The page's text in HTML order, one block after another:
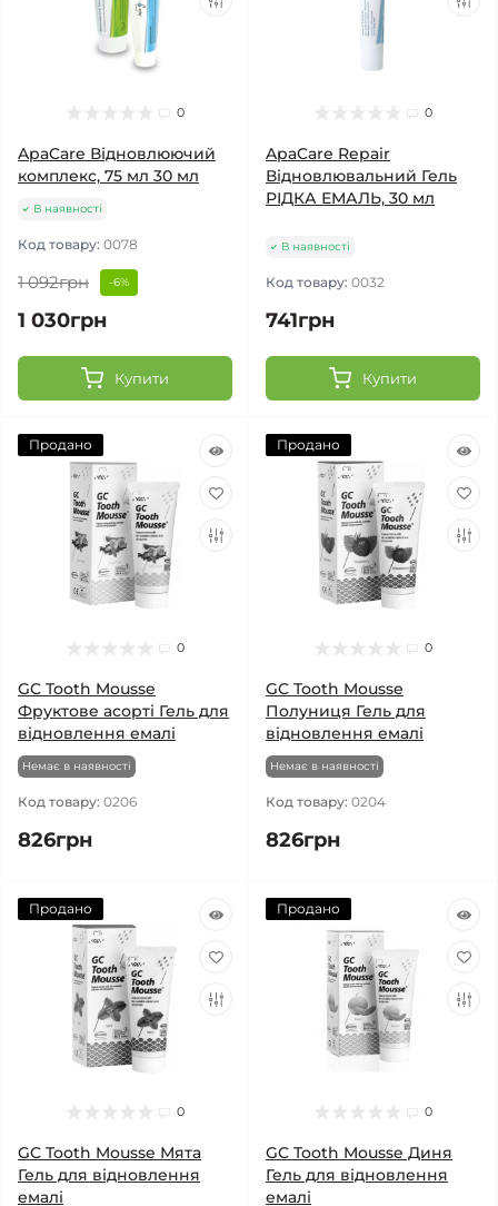
0
ApaCare Відновлюючий
комплекс, 75 мл 30 мл
В наявності
Код товару: 0078
1 092грн -6%
1 030грн
Купити
0
ApaCare Repair
Відновлювальний Гель
РІДКА ЕМАЛЬ, 30 мл
В наявності
Код товару: 0032
741грн
Купити
Продано
0
GC Tooth Mousse
Фруктове асорті Гель для
відновлення емалі
Немає в наявності
Код товару: 0206
826грн
Продано
0
GC Tooth Mousse
Полуниця Гель для
відновлення емалі
Немає в наявності
Код товару: 0204
826грн
Продано
0
GC Tooth Mousse Мята
Гель для відновлення
емалі
Продано
0
GC Tooth Mousse Диня
Гель для відновлення
емалі